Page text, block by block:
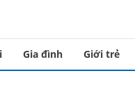
Gia đình Giới trẻ